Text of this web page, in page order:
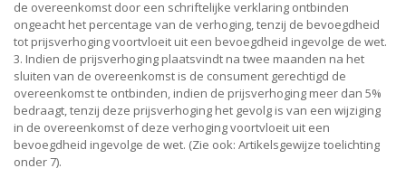
de overeenkomst door een schriftelijke verklaring ontbinden
ongeacht het percentage van de verhoging, tenzij de bevoegdheid
tot prijsverhoging voortvloeit uit een bevoegdheid ingevolge de wet.
3. Indien de prijsverhoging plaatsvindt na twee maanden na het
sluiten van de overeenkomst is de consument gerechtigd de
overeenkomst te ontbinden, indien de prijsverhoging meer dan 5%
bedraagt, tenzij deze prijsverhoging het gevolg is van een wijziging
in de overeenkomst of deze verhoging voortvloeit uit een
bevoegdheid ingevolge de wet. (Zie ook: Artikelsgewijze toelichting
onder 7).